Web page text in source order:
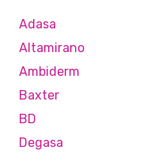
Adasa
Altamirano
Ambiderm
Baxter
BD
Degasa